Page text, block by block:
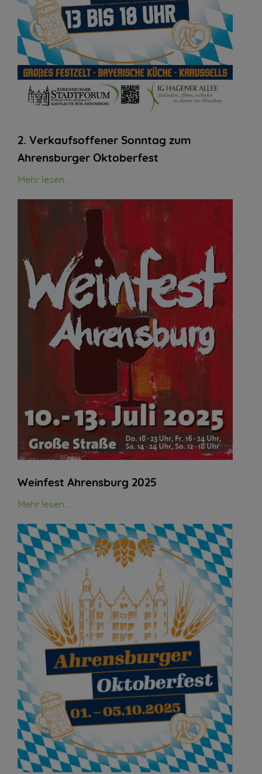
2. Verkaufsoffener Sonntag zum
Ahrensburger Oktoberfest
Mehr lesen...
Weinfest Ahrensburg 2025
Mehr lesen...